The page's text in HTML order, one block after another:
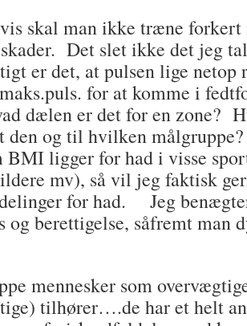
skal man ikke træne forkert
Det slet ikke det jeg
er det, at pulsen lige netop
for at komme i
dælen er det for en zone?
den og til hvilken målgruppe?
BMI ligger for had i visse
mv), så vil jeg faktisk
for had. Jeg
og berettigelse, såfremt man
mennesker som
tilhører….de har et helt